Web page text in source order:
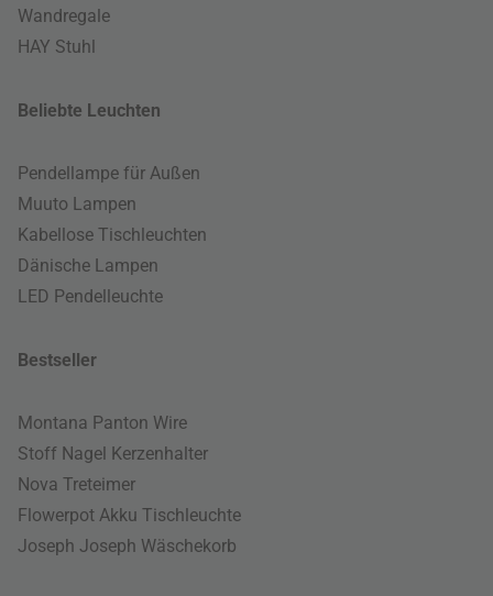
Wandregale
HAY Stuhl
Beliebte Leuchten
Pendellampe für Außen
Muuto Lampen
Kabellose Tischleuchten
Dänische Lampen
LED Pendelleuchte
Bestseller
Montana Panton Wire
Stoff Nagel Kerzenhalter
Nova Treteimer
Flowerpot Akku Tischleuchte
Joseph Joseph Wäschekorb